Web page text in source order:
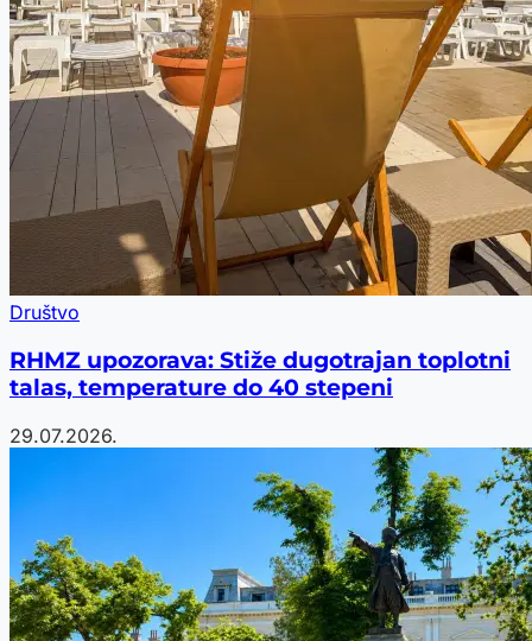
Društvo
RHMZ upozorava: Stiže dugotrajan toplotni
talas, temperature do 40 stepeni
29.07.2026.